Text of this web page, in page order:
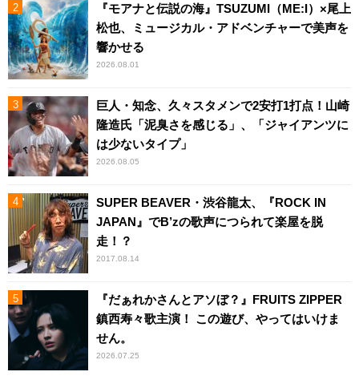
『モアナと伝説の海』TSUZUMI（ME:I）×尾上
松也、ミュージカル・アドベンチャーで美声を
響かせる
2026.08.01
巨人・知念、久々スタメンで2安打1打点！山崎
隆造氏「泥臭さを感じる」、「ジャイアンツに
は少ないタイプ」
2026.08.05
SUPER BEAVER・渋谷龍太、『ROCK IN
JAPAN』でB’zの歌声につられて楽屋を脱
走！？
2017.08.14
『だぁれかさんとアソぼ？』FRUITS ZIPPER
鎮西寿々歌主演！ この遊び、やってはいけま
せん。
2026.07.25